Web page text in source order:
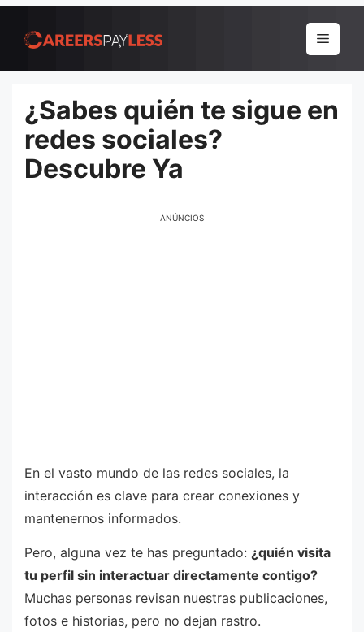
para
conteúdo
Menu
¿Sabes quién te sigue en
redes sociales?
Descubre Ya
ANÚNCIOS
En el vasto mundo de las redes sociales, la
interacción es clave para crear conexiones y
mantenernos informados.
Pero, alguna vez te has preguntado: ¿quién visita
tu perfil sin interactuar directamente contigo?
Muchas personas revisan nuestras publicaciones,
fotos e historias, pero no dejan rastro.